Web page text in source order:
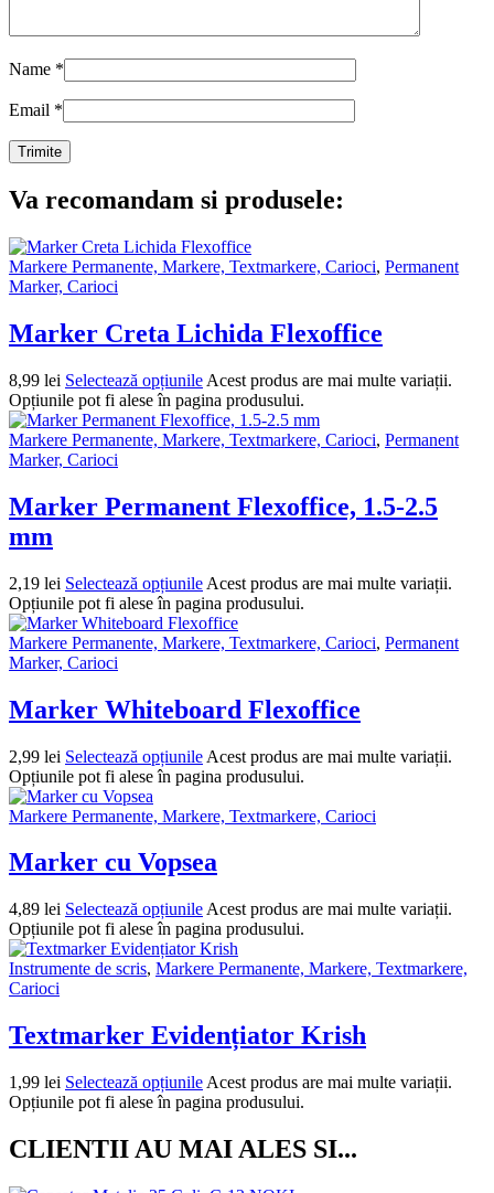
Name *
Email *
Va recomandam si produsele:
Markere Permanente, Markere, Textmarkere, Carioci, Permanent
Marker, Carioci
Marker Creta Lichida Flexoffice
8,99 lei Selectează opțiunile Acest produs are mai multe variații.
Opțiunile pot fi alese în pagina produsului.
Markere Permanente, Markere, Textmarkere, Carioci, Permanent
Marker, Carioci
Marker Permanent Flexoffice, 1.5-2.5
mm
2,19 lei Selectează opțiunile Acest produs are mai multe variații.
Opțiunile pot fi alese în pagina produsului.
Markere Permanente, Markere, Textmarkere, Carioci, Permanent
Marker, Carioci
Marker Whiteboard Flexoffice
2,99 lei Selectează opțiunile Acest produs are mai multe variații.
Opțiunile pot fi alese în pagina produsului.
Markere Permanente, Markere, Textmarkere, Carioci
Marker cu Vopsea
4,89 lei Selectează opțiunile Acest produs are mai multe variații.
Opțiunile pot fi alese în pagina produsului.
Instrumente de scris, Markere Permanente, Markere, Textmarkere,
Carioci
Textmarker Evidențiator Krish
1,99 lei Selectează opțiunile Acest produs are mai multe variații.
Opțiunile pot fi alese în pagina produsului.
CLIENTII AU MAI ALES SI...